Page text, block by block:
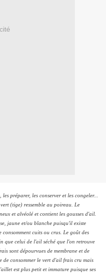
préparer, les conserver et les congeler...
(tige) ressemble au poireau. Le
et alvéolé et contient les gousses d'ail.
jaune et/ou blanche puisqu'il existe
consomment cuits ou crus. Le goût des
que celui de l'ail séché que l'on retrouve
sont dépourvues de membrane et de
de consommer le vert d'ail frais cru mais
est plus petit et immature puisque ses